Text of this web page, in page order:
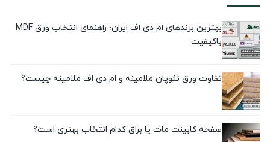
بهترین برندهای ام دی اف ایران؛ راهنمای انتخاب ورق MDF
باکیفیت
تفاوت ورق نئوپان ملامینه و ام دی اف ملامینه چیست؟
صفحه کابینت مات یا براق کدام انتخاب بهتری است؟